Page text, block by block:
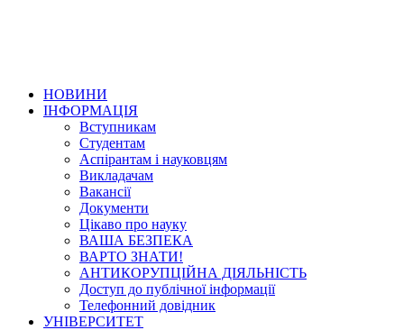
НОВИНИ
ІНФОРМАЦІЯ
Вступникам
Студентам
Аспірантам і науковцям
Викладачам
Вакансії
Документи
Цікаво про науку
ВАША БЕЗПЕКА
ВАРТО ЗНАТИ!
АНТИКОРУПЦІЙНА ДІЯЛЬНІСТЬ
Доступ до публічної інформації
Телефонний довідник
УНІВЕРСИТЕТ